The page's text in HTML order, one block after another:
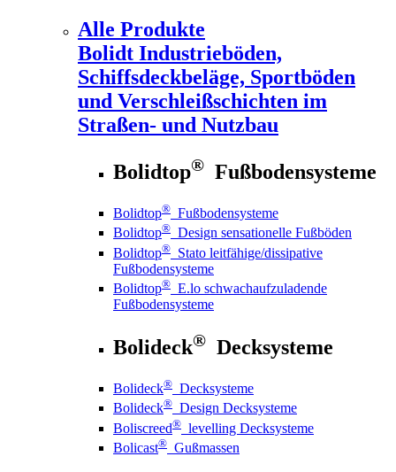
Alle Produkte
Bolidt Industrieböden,
Schiffsdeckbeläge, Sportböden
und Verschleißschichten im
Straßen- und Nutzbau
Bolidtop® Fußbodensysteme
Bolidtop® Fußbodensysteme
Bolidtop® Design sensationelle Fußböden
Bolidtop® Stato leitfähige/dissipative
Fußbodensysteme
Bolidtop® E.lo schwachaufzuladende
Fußbodensysteme
Bolideck® Decksysteme
Bolideck® Decksysteme
Bolideck® Design Decksysteme
Boliscreed® levelling Decksysteme
Bolicast® Gußmassen